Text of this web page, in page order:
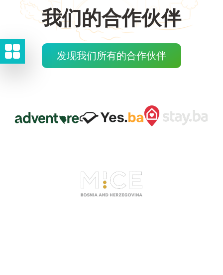
我们的合作伙伴
发现我们所有的合作伙伴